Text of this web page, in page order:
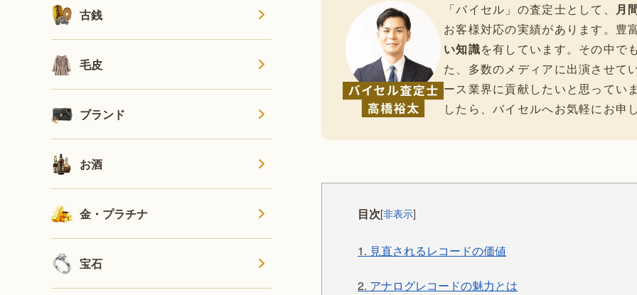
「バイセル」の査定士として、 月
お客様対応の実績があります。豊
い知識を有しています。その中で
た、多数のメディアに出演させて
ース業界に貢献したいと思ってい
したら、バイセルへお気軽にお申
目次[非表示]
1. 見直されるレコードの価値
2. アナログレコードの魅力とは
古銭
毛皮
ブランド
お酒
金・プラチナ
宝石